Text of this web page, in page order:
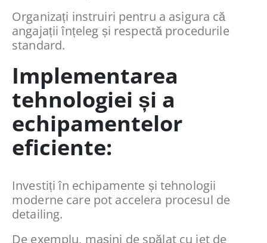
Organizați instruiri pentru a asigura că
angajații înțeleg și respectă procedurile
standard.
Implementarea
tehnologiei și a
echipamentelor
eficiente:
Investiți în echipamente și tehnologii
moderne care pot accelera procesul de
detailing.
De exemplu, mașini de spălat cu jet de